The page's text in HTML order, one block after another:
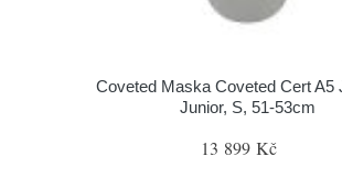
Coveted Maska Coveted Cert A5
Junior, S, 51-53cm
13 899 Kč